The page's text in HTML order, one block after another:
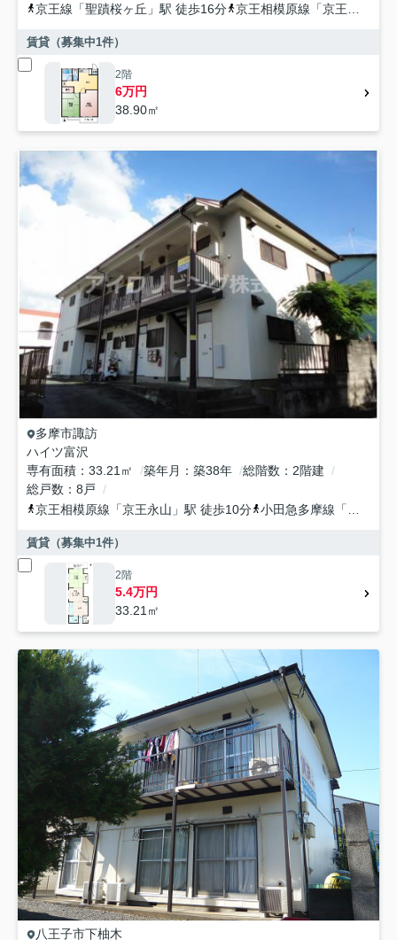
京王線 「聖蹟桜ヶ丘 」駅 徒歩16分 京王相模原線 「京王永山
賃貸（募集中1件）
2階
6万円
38.90㎡
多摩市諏訪
ハイツ富沢
専有面積
33.21㎡ 築年月 築38年 総階数
2階建
総戸数
8戸
京王相模原線 「京王永山 」駅 徒歩10分 小田急多摩線 「
賃貸（募集中1件）
2階
5.4万円
33.21㎡
八王子市下柚木